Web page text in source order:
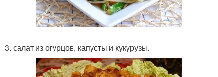
3. салат из огурцов, капусты и кукурузы.